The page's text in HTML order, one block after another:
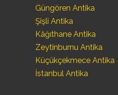
Güngören Antika
Şişli Antika
Kâğıthane Antika
Zeytinburnu Antika
Küçükçekmece Antika
İstanbul Antika